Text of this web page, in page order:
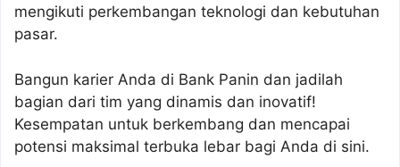
mengikuti perkembangan teknologi dan kebutuhan
pasar.
Bangun karier Anda di Bank Panin dan jadilah
bagian dari tim yang dinamis dan inovatif!
Kesempatan untuk berkembang dan mencapai
potensi maksimal terbuka lebar bagi Anda di sini.